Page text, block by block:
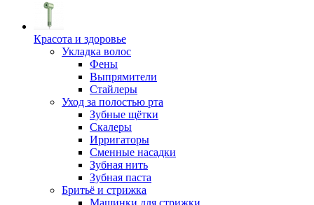
Красота и здоровье
Укладка волос
Фены
Выпрямители
Стайлеры
Уход за полостью рта
Зубные щётки
Скалеры
Ирригаторы
Сменные насадки
Зубная нить
Зубная паста
Бритьё и стрижка
Машинки для стрижки